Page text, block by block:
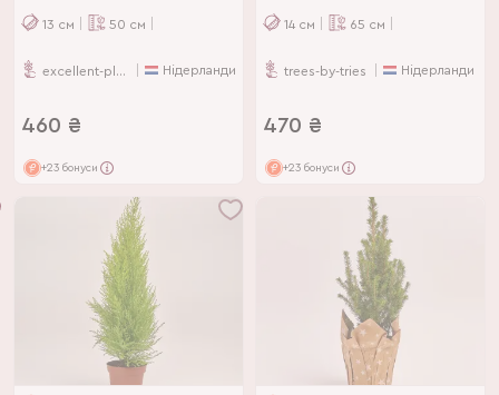
13 см 50 см
excellent-plus Нідерланди
460 ₴
+23 бонуси
14 см 65 см
trees-by-tries Нідерланди
470 ₴
+23 бонуси